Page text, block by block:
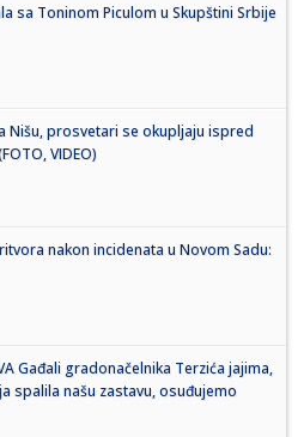
sa Toninom Piculom u Skupštini Srbije
Nišu, prosvetari se okupljaju ispred
VIDEO)
nakon incidenata u Novom Sadu:
Gađali gradonačelnika Terzića jajima,
spalila našu zastavu, osuđujemo